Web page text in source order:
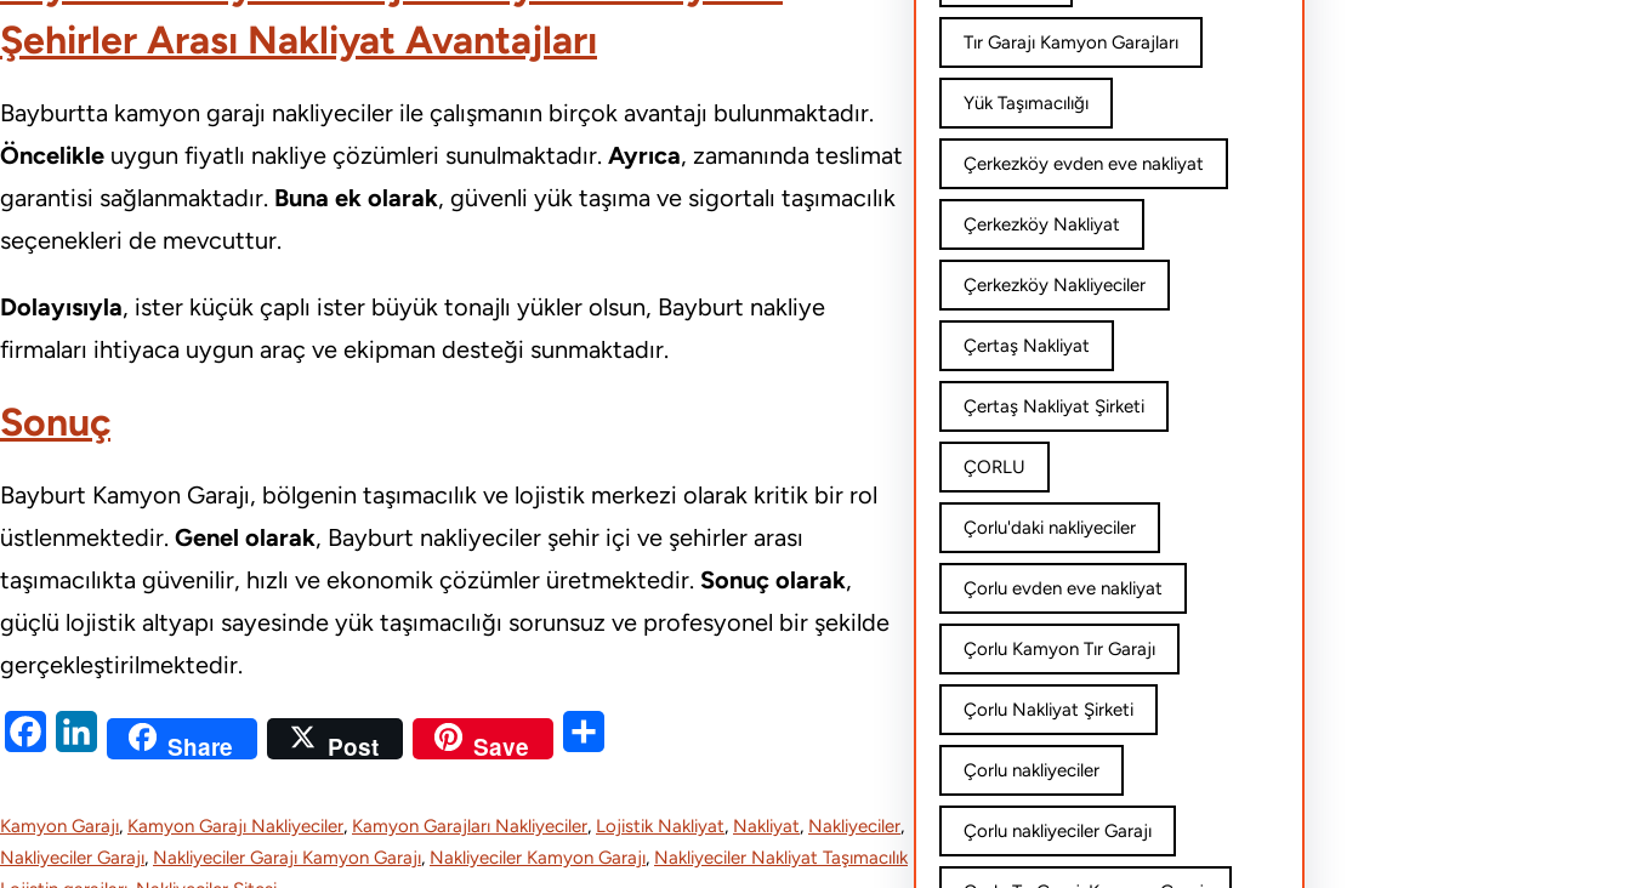
Şehirler Arası Nakliyat Avantajları
Bayburtta kamyon garajı nakliyeciler ile çalışmanın birçok avantajı bulunmaktadır.
Öncelikle uygun fiyatlı nakliye çözümleri sunulmaktadır. Ayrıca, zamanında teslimat
garantisi sağlanmaktadır. Buna ek olarak, güvenli yük taşıma ve sigortalı taşımacılık
seçenekleri de mevcuttur.
Dolayısıyla, ister küçük çaplı ister büyük tonajlı yükler olsun, Bayburt nakliye
firmaları ihtiyaca uygun araç ve ekipman desteği sunmaktadır.
Sonuç
Bayburt Kamyon Garajı, bölgenin taşımacılık ve lojistik merkezi olarak kritik bir rol
üstlenmektedir. Genel olarak, Bayburt nakliyeciler şehir içi ve şehirler arası
taşımacılıkta güvenilir, hızlı ve ekonomik çözümler üretmektedir. Sonuç olarak,
güçlü lojistik altyapı sayesinde yük taşımacılığı sorunsuz ve profesyonel bir şekilde
gerçekleştirilmektedir.
e
k
Share Post Save
r
Kamyon Garajı, Kamyon Garajı Nakliyeciler, Kamyon Garajları Nakliyeciler, Lojistik Nakliyat, Nakliyat, Nakliyeciler
Nakliyeciler Garajı, Nakliyeciler Garajı Kamyon Garajı, Nakliyeciler Kamyon Garajı, Nakliyeciler Nakliyat Taşımacılık
Tır Garajı Kamyon Garajları
Yük Taşımacılığı
Çerkezköy evden eve nakliyat
Çerkezköy Nakliyat
Çerkezköy Nakliyeciler
Çertaş Nakliyat
Çertaş Nakliyat Şirketi
ÇORLU
Çorlu'daki nakliyeciler
Çorlu evden eve nakliyat
Çorlu Kamyon Tır Garajı
Çorlu Nakliyat Şirketi
Çorlu nakliyeciler
Çorlu nakliyeciler Garajı